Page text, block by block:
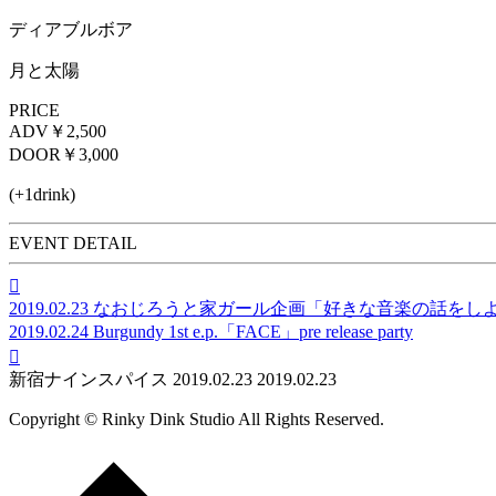
ディアブルボア
月と太陽
PRICE
ADV ￥2,500
DOOR ￥3,000
(+1drink)
EVENT DETAIL

2019.02.23 なおじろうと家ガール企画「好きな音楽の話をし
2019.02.24 Burgundy 1st e.p.「FACE」pre release party

新宿ナインスパイス 2019.02.23 2019.02.23
Copyright © Rinky Dink Studio All Rights Reserved.